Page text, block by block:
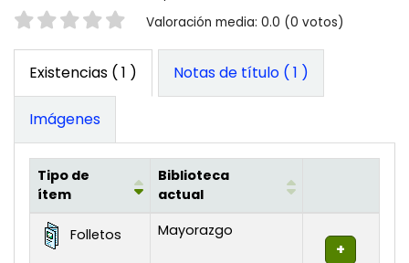
Valoración Valoración media: 0.0 (0 votos)
Existencias ( 1 ) Notas de título ( 1 )
Imágenes
Existencias
Tipo de
ítem
Biblioteca
actual
Folletos Mayorazgo